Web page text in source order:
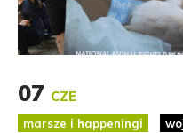
07 CZE
marsze i happeningi